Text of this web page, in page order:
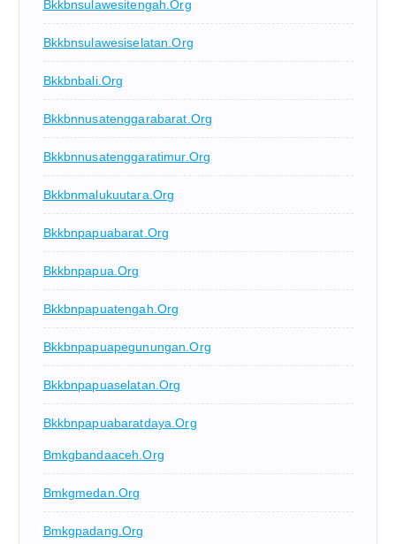
Bkkbnsulawesitengah.org
Bkkbnsulawesiselatan.org
Bkkbnbali.org
Bkkbnnusatenggarabarat.org
Bkkbnnusatenggaratimur.org
Bkkbnmalukuutara.org
Bkkbnpapuabarat.org
Bkkbnpapua.org
Bkkbnpapuatengah.org
Bkkbnpapuapegunungan.org
Bkkbnpapuaselatan.org
Bkkbnpapuabaratdaya.org
Bmkgbandaaceh.org
Bmkgmedan.org
Bmkgpadang.org